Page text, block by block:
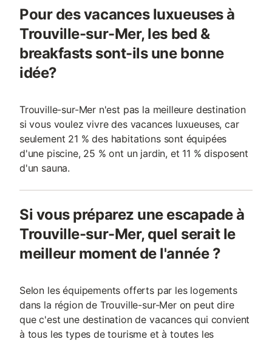
Pour des vacances luxueuses à
Trouville-sur-Mer, les bed &
breakfasts sont-ils une bonne
idée?
Trouville-sur-Mer n'est pas la meilleure destination
si vous voulez vivre des vacances luxueuses, car
seulement 21 % des habitations sont équipées
d'une piscine, 25 % ont un jardin, et 11 % disposent
d'un sauna.
Si vous préparez une escapade à
Trouville-sur-Mer, quel serait le
meilleur moment de l'année ?
Selon les équipements offerts par les logements
dans la région de Trouville-sur-Mer on peut dire
que c'est une destination de vacances qui convient
à tous les types de tourisme et à toutes les